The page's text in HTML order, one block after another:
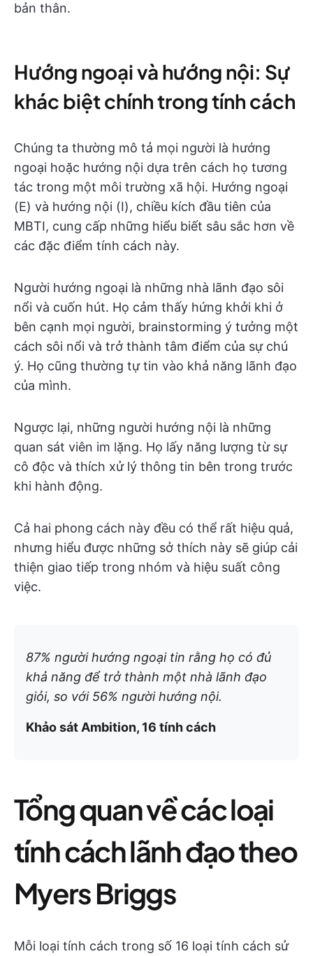
bản thân.
Hướng ngoại và hướng nội: Sự
khác biệt chính trong tính cách
Chúng ta thường mô tả mọi người là hướng
ngoại hoặc hướng nội dựa trên cách họ tương
tác trong một môi trường xã hội. Hướng ngoại
(E) và hướng nội (I), chiều kích đầu tiên của
MBTI, cung cấp những hiểu biết sâu sắc hơn về
các đặc điểm tính cách này.
Người hướng ngoại là những nhà lãnh đạo sôi
nổi và cuốn hút. Họ cảm thấy hứng khởi khi ở
bên cạnh mọi người, brainstorming ý tưởng một
cách sôi nổi và trở thành tâm điểm của sự chú
ý. Họ cũng thường tự tin vào khả năng lãnh đạo
của mình.
Ngược lại, những người hướng nội là những
quan sát viên im lặng. Họ lấy năng lượng từ sự
cô độc và thích xử lý thông tin bên trong trước
khi hành động.
Cả hai phong cách này đều có thể rất hiệu quả,
nhưng hiểu được những sở thích này sẽ giúp cải
thiện giao tiếp trong nhóm và hiệu suất công
việc.
87% người hướng ngoại tin rằng họ có đủ
khả năng để trở thành một nhà lãnh đạo
giỏi, so với 56% người hướng nội.
Khảo sát Ambition, 16 tính cách
Tổng quan về các loại
tính cách lãnh đạo theo
Myers Briggs
Mỗi loại tính cách trong số 16 loại tính cách sử